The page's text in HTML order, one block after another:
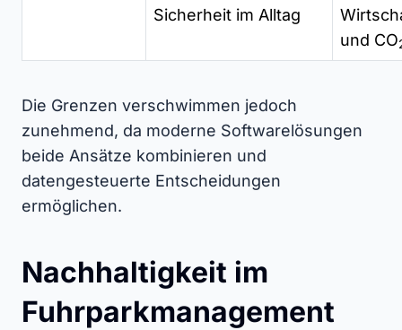
Sicherheit im Alltag
und CO
Die Grenzen verschwimmen jedoch
zunehmend, da moderne Softwarelösungen
beide Ansätze kombinieren und
datengesteuerte Entscheidungen
ermöglichen.
Nachhaltigkeit im
Fuhrparkmanagement